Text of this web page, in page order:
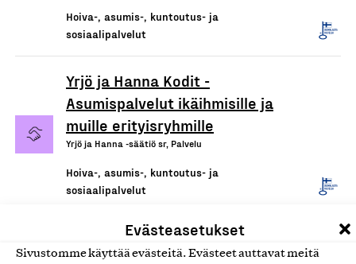
Evästeasetukset
Sivustomme käyttää evästeitä. Evästeet auttavat meitä
Hoiva-, asumis-, kuntoutus- ja
sosiaalipalvelut
Yrjö ja Hanna Kodit -
Asumispalvelut ikäihmisille ja
muille erityisryhmille
Yrjö ja Hanna -säätiö sr, Palvelu
Hoiva-, asumis-, kuntoutus- ja
sosiaalipalvelut